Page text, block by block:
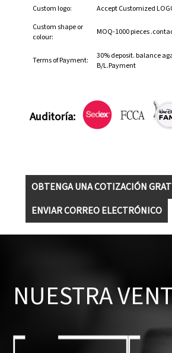
Custom logo:
Accept Customized
Custom shape or
colour:
MOQ-1000 pieces
Terms of Payment:
30% deposit. balance
B/L.Payment
Auditoría:
OBTENGA UNA COTIZACIÓN
ENVIAR CORREO ELECTRÓNICO
NUESTRA